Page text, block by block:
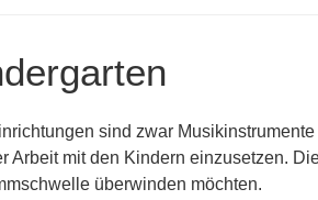
sind zwar
Arbeit mit den Kindern einzusetzen.
überwinden möchten.